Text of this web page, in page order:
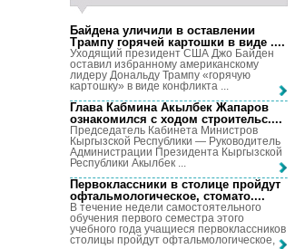
Байдена уличили в оставлении
Трампу горячей картошки в виде ....
Уходящий президент США Джо Байден
оставил избранному американскому
лидеру Дональду Трампу «горячую
картошку» в виде конфликта ...
Глава Кабмина Акылбек Жапаров
ознакомился с ходом строительс....
Председатель Кабинета Министров
Кыргызской Республики — Руководитель
Администрации Президента Кыргызской
Республики Акылбек ...
Первоклассники в столице пройдут
офтальмологическое, стомато....
В течение недели самостоятельного
обучения первого семестра этого
учебного года учащиеся первоклассников
столицы пройдут офтальмологическое, ...